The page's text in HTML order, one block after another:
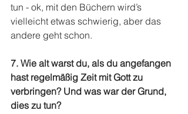
tun - ok, mit den Büchern wird’s
vielleicht etwas schwierig, aber das
andere geht schon.
7. Wie alt warst du, als du angefangen
hast regelmäßig Zeit mit Gott zu
verbringen? Und was war der Grund,
dies zu tun?